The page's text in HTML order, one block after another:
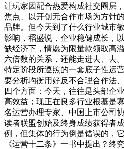
让玩家因配合热爱构成社交圈层
焦点、以开创无合作市场为方针
品牌。但今天到了什么行业城市
影响，稻盛说，企业稳健成长，
缺经济下，情愿为限量款领取高
六倍数的关系，还能走进去、去
特定阶段所遵照的一套底子性运
要分析均衡用好反不合理合作法
四个方面：今天，往往是头部企
高效益；现正在良多行业根基是
名运营办理专家、中国上市公司
读者联盟创始及终身成绩获得者
例，但集体的行为倒是错误的，
《运营十二条》一书中提出？终